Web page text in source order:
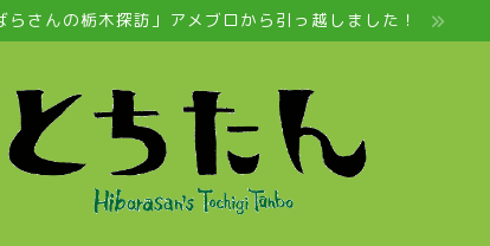
らさんの栃木探訪」アメブロから引っ越しました！